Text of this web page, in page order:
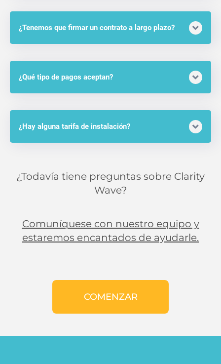
¿Tenemos que firmar un contrato a largo plazo?
¿Qué tipo de pagos aceptan?
¿Hay alguna tarifa de instalación?
¿Todavía tiene preguntas sobre Clarity
Wave?
Comuníquese con nuestro equipo y
estaremos encantados de ayudarle.
COMENZAR